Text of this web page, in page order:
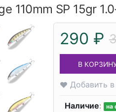
110mm SP 15gr
290 ₽
В
Добавить
Наличие: на